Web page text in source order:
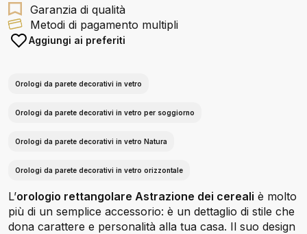
Garanzia di qualità
Metodi di pagamento multipli
Aggiungi ai preferiti
Orologi da parete decorativi in vetro
Orologi da parete decorativi in vetro per soggiorno
Orologi da parete decorativi in vetro Natura
Orologi da parete decorativi in vetro orizzontale
L’orologio rettangolare Astrazione dei cereali è molto
più di un semplice accessorio: è un dettaglio di stile che
dona carattere e personalità alla tua casa. Il suo design